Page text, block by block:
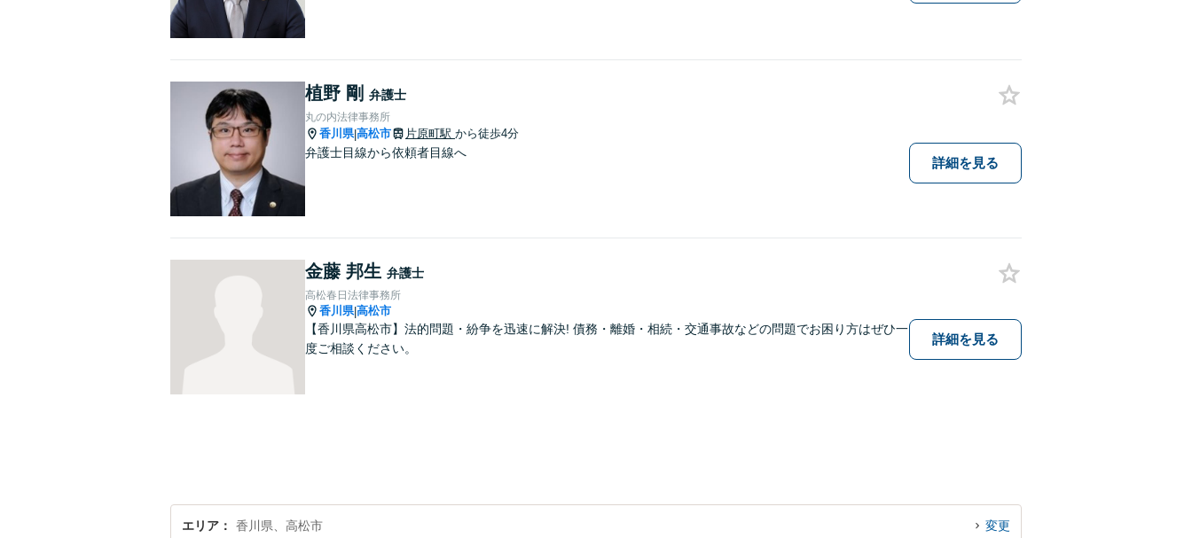
植野 剛 弁護士
丸の内法律事務所
香川県|高松市 片原町駅 から徒歩4分
弁護士目線から依頼者目線へ
詳細を見る
金藤 邦生 弁護士
高松春日法律事務所
香川県|高松市
【香川県高松市】法的問題・紛争を迅速に解決! 債務・離婚・相続・交通事故などの問題でお困り方はぜひ一
度ご相談ください。
詳細を見る
エリア 香川県、高松市 変更